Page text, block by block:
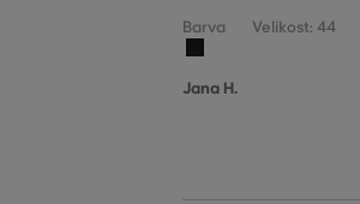
Barva Velikost: 44
Jana H.